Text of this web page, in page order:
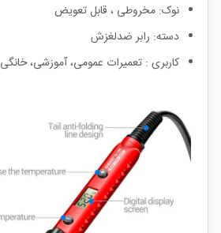
نوک: مخروطی ، قابل‌ تعویض
دسته: رابر ضدلغزش
کاربری : تعمیرات عمومی، آموزشی، خانگی